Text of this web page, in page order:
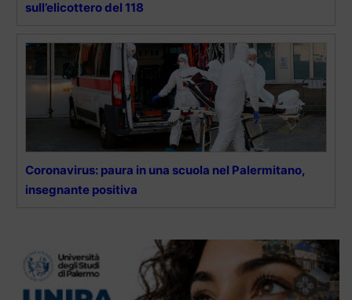
sull’elicottero del 118
Coronavirus: paura in una scuola nel Palermitano,
insegnante positiva